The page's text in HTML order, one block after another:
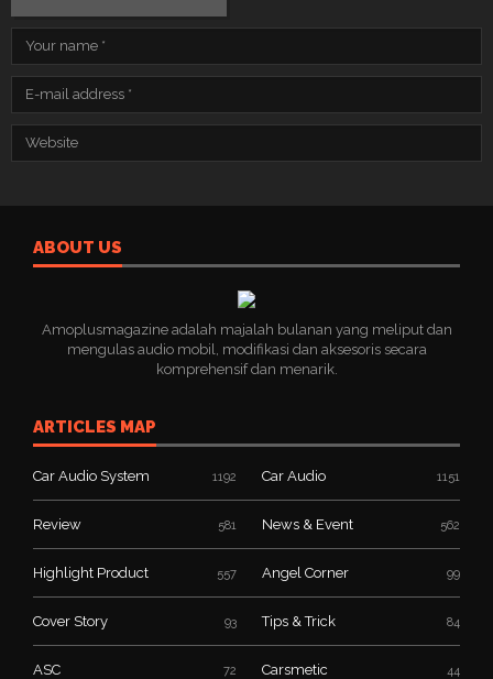
ABOUT US
Amoplusmagazine adalah majalah bulanan yang meliput dan
mengulas audio mobil, modifikasi dan aksesoris secara
komprehensif dan menarik.
ARTICLES MAP
Car Audio System 1192 Car Audio 1151
Review 581 News & Event 562
Highlight Product 557 Angel Corner 99
Cover Story 93 Tips & Trick 84
ASC 72 Carsmetic 44